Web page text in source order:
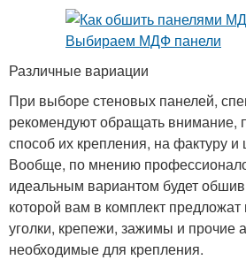
Различные вариации
При выборе стеновых панелей,
рекомендуют обращать внимание,
способ их крепления, на фактуру и
Вообще, по мнению
идеальным вариантом будет
которой вам в комплект предложат
уголки, крепежи, зажимы и прочие
необходимые для крепления.